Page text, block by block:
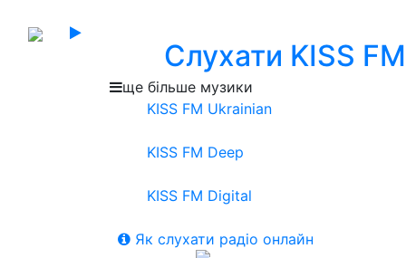
Слухати KISS FM
ще більше музики
KISS FM Ukrainian
KISS FM Deep
KISS FM Digital
Як слухати радіо онлайн